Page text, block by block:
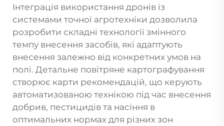
Інтеграція використання дронів із
системами точної агротехніки дозволила
розробити складні технології змінного
темпу внесення засобів, які адаптують
внесення залежно від конкретних умов на
полі. Детальне повітряне картографування
створює карти рекомендацій, що керують
автоматизованою технікою під час внесення
добрив, пестицидів та насіння в
оптимальних нормах для різних зон